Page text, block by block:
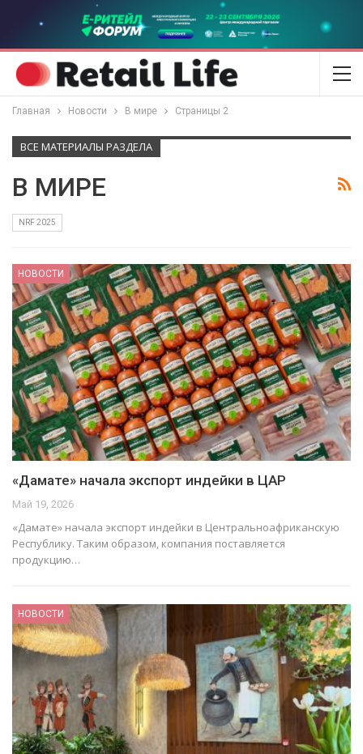
Главная Новости В мире Страницы 2
ВСЕ МАТЕРИАЛЫ РАЗДЕЛА
В МИРЕ
NRF 2025
НОВОСТИ
«Дамате» начала экспорт индейки в ЦАР
Май 19, 2026
«Дамате» начала экспорт индейки в Центральноафриканскую
Республику. Таким образом, компания поставляется
продукцию…
НОВОСТИ